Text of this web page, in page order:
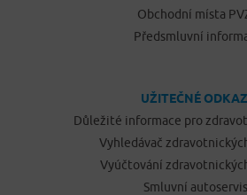
Obchodní místa
Předsmluvní
UŽITEČNÉ
Důležité informace pro
Vyhledávač
Vyúčtování
Smluvní